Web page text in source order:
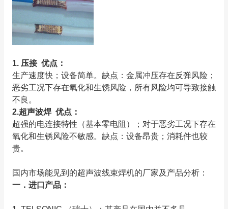
1. 压接 优点：
生产速度快；设备简单。缺点：金属冲压存在反弹风险；
恶劣工况下存在氧化和生锈风险，所有风险均可导致接触
不良。
2.超声波焊 优点：
超强的电连接特性（基本零电阻）；对于恶劣工况下存在
氧化和生锈风险不敏感。缺点：设备昂贵；消耗件也较
贵。
国内市场能见到的超声波线束焊机的厂家及产品分析：
一．进口产品：